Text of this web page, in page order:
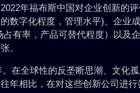
年福布斯中国对企业创新的
数字化程度，管理水平)、企业
有率，产品可替代程度）以及
。
在全球性的反垄断思潮、文化
年相比，在对这些创新公司进行